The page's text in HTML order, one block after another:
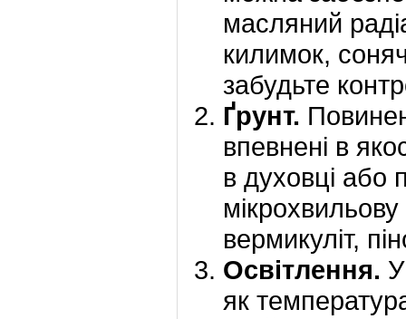
масляний
килимок,
забудьте
Ґрунт.
впевнені в
в духовці або
вермикуліт,
Освітлення.
як